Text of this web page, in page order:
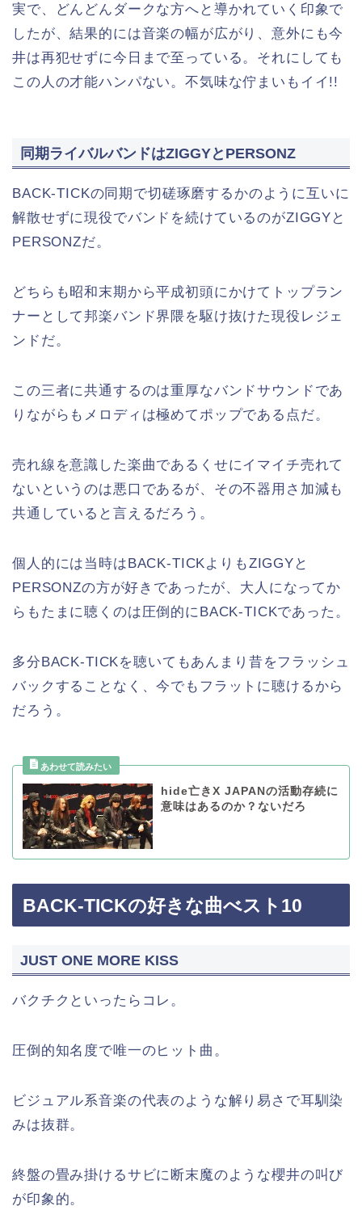
実で、どんどんダークな方へと導かれていく印象で
したが、結果的には音楽の幅が広がり、意外にも今
井は再犯せずに今日まで至っている。それにしても
この人の才能ハンパない。不気味な佇まいもイイ!!
同期ライバルバンドはZIGGYとPERSONZ
BACK-TICKの同期で切磋琢磨するかのように互いに
解散せずに現役でバンドを続けているのがZIGGYと
PERSONZだ。
どちらも昭和末期から平成初頭にかけてトップラン
ナーとして邦楽バンド界隈を駆け抜けた現役レジェ
ンドだ。
この三者に共通するのは重厚なバンドサウンドであ
りながらもメロディは極めてポップである点だ。
売れ線を意識した楽曲であるくせにイマイチ売れて
ないというのは悪口であるが、その不器用さ加減も
共通していると言えるだろう。
個人的には当時はBACK-TICKよりもZIGGYと
PERSONZの方が好きであったが、大人になってか
らもたまに聴くのは圧倒的にBACK-TICKであった。
多分BACK-TICKを聴いてもあんまり昔をフラッシュ
バックすることなく、今でもフラットに聴けるから
だろう。
hide亡きX JAPANの活動存続に
意味はあるのか？ないだろ
BACK-TICKの好きな曲べスト10
JUST ONE MORE KISS
バクチクといったらコレ。
圧倒的知名度で唯一のヒット曲。
ビジュアル系音楽の代表のような解り易さで耳馴染
みは抜群。
終盤の畳み掛けるサビに断末魔のような櫻井の叫び
が印象的。